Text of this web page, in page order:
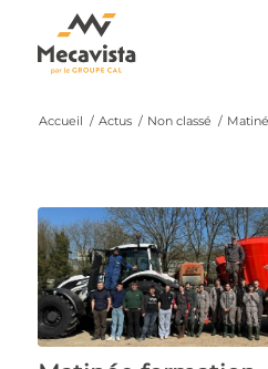
Accueil / Actus / Non classé /